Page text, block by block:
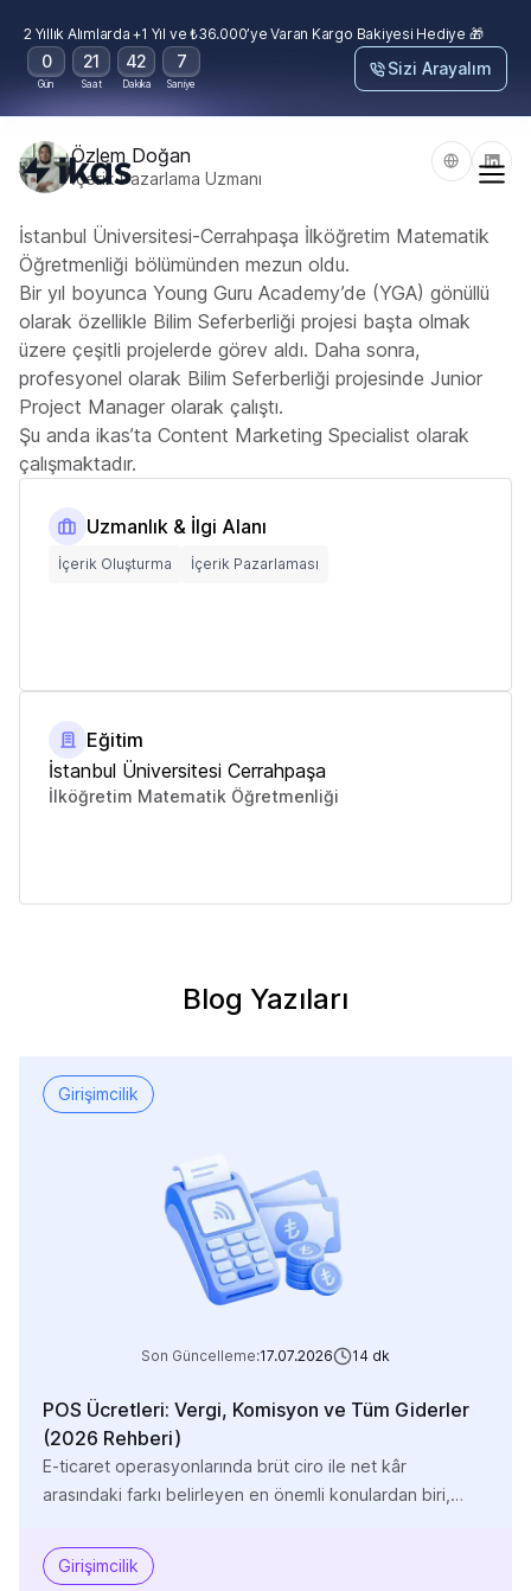
2 Yıllık Alımlarda +1 Yıl ve ₺36.000’ye Varan Kargo Bakiyesi Hediye 🎁
0
Gün
21
Saat
42
Dakika
7
Saniye
Sizi Arayalım
Özlem Doğan
İçerik Pazarlama Uzmanı
İstanbul Üniversitesi-Cerrahpaşa İlköğretim Matematik
Öğretmenliği bölümünden mezun oldu.
Bir yıl boyunca Young Guru Academy’de (YGA) gönüllü
olarak özellikle Bilim Seferberliği projesi başta olmak
üzere çeşitli projelerde görev aldı. Daha sonra,
profesyonel olarak Bilim Seferberliği projesinde Junior
Project Manager olarak çalıştı.
Şu anda ikas’ta Content Marketing Specialist olarak
çalışmaktadır.
Uzmanlık & İlgi Alanı
İçerik Oluşturma İçerik Pazarlaması
Eğitim
İstanbul Üniversitesi Cerrahpaşa
İlköğretim Matematik Öğretmenliği
Blog Yazıları
Girişimcilik
Son Güncelleme:17.07.2026 14 dk
POS Ücretleri: Vergi, Komisyon ve Tüm Giderler
(2026 Rehberi)
E-ticaret operasyonlarında brüt ciro ile net kâr
arasındaki farkı belirleyen en önemli konulardan biri,
altyapısı (POS) maliyetleridir. Birçok işletme yalnızca ilan
edilen komisyon oranlarına odaklanırken; valör süreleri,
Girişimcilik